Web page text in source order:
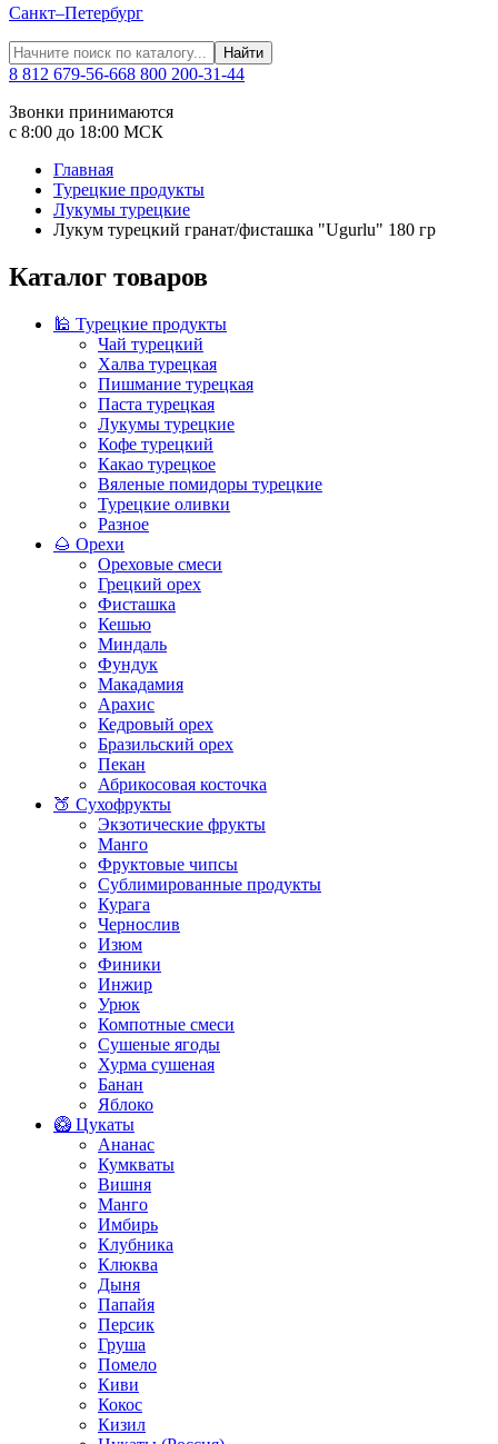
Санкт–Петербург
Найти
8 812 679-56-668 800 200-31-44
Звонки принимаются
с 8:00 до 18:00 МСК
Главная
Турецкие продукты
Лукумы турецкие
Лукум турецкий гранат/фисташка "Ugurlu" 180 гр
Каталог товаров
🕌 Турецкие продукты
Чай турецкий
Халва турецкая
Пишмание турецкая
Паста турецкая
Лукумы турецкие
Кофе турецкий
Какао турецкое
Вяленые помидоры турецкие
Турецкие оливки
Разное
🌰 Орехи
Ореховые смеси
Грецкий орех
Фисташка
Кешью
Миндаль
Фундук
Макадамия
Арахис
Кедровый орех
Бразильский орех
Пекан
Абрикосовая косточка
🍑 Сухофрукты
Экзотические фрукты
Манго
Фруктовые чипсы
Сублимированные продукты
Курага
Чернослив
Изюм
Финики
Инжир
Урюк
Компотные смеси
Сушеные ягоды
Хурма сушеная
Банан
Яблоко
🥝 Цукаты
Ананас
Кумкваты
Вишня
Манго
Имбирь
Клубника
Клюква
Дыня
Папайя
Персик
Груша
Помело
Киви
Кокос
Кизил